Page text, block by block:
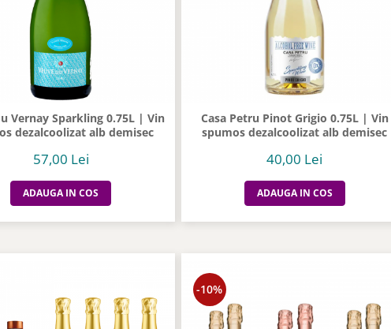
Vernay Sparkling 0.75L | Vin
dezalcoolizat alb demisec
57,00 Lei
ADAUGA IN COS
Casa Petru Pinot Grigio 0.75L | Vin
spumos dezalcoolizat alb demisec
40,00 Lei
ADAUGA IN COS
-10%